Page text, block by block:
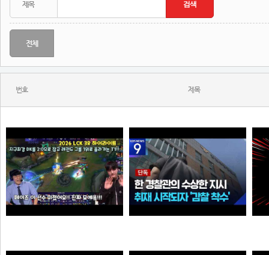
전체
번호 제목